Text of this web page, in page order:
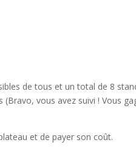
de tous et un total de 8
vous avez suivi ! Vous
et de payer son coût.